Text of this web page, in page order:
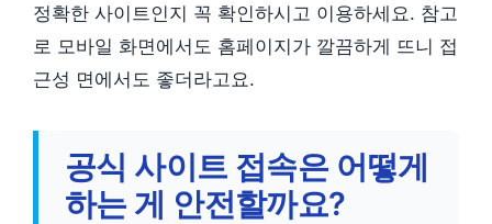
정확한 사이트인지 꼭 확인하시고 이용하세요. 참고
로 모바일 화면에서도 홈페이지가 깔끔하게 뜨니 접
근성 면에서도 좋더라고요.
공식 사이트 접속은 어떻게
하는 게 안전할까요?